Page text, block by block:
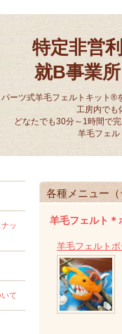
特定非営
就B事業
パーツ式羊毛フェルトキット®
工房内でも
どなたでも30分～1時間で
羊毛フェ
各種メニュー
羊毛フェルト＊
羊毛フェルト
ッ
て